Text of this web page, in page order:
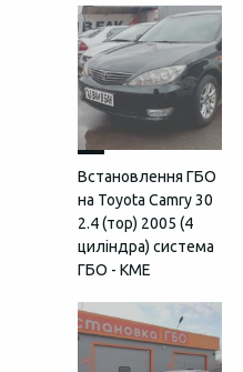
Встановлення ГБО
на Toyota Camry 30
2.4 (тор) 2005 (4
циліндра) система
ГБО - KME